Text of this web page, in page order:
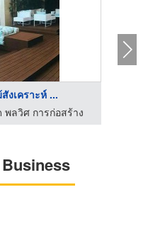
งเคราะห์ ...
ลวิศ การก่อสร้าง